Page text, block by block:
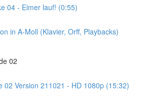
04 - Eimer lauf! (0:55)
in A-Moll (Klavier, Orff, Playbacks)
02
02 Version 211021 - HD 1080p (15:32)